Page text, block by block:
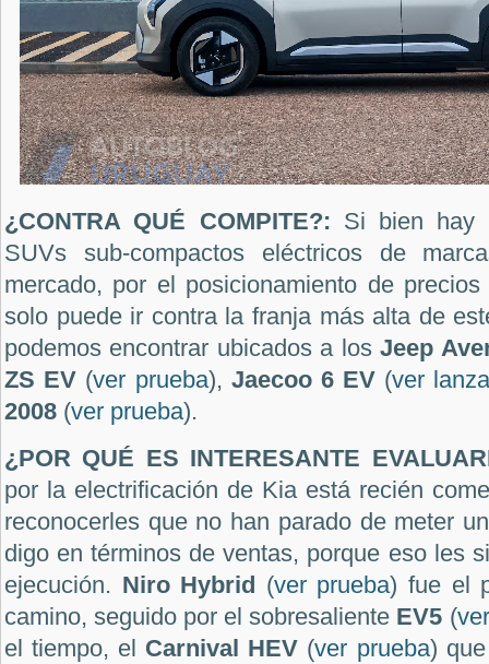
¿CONTRA QUÉ COMPITE?: Si bien hay
SUVs sub-compactos eléctricos de
mercado, por el posicionamiento de
solo puede ir contra la franja más alta de
podemos encontrar ubicados a losJeep
ZS EV (ver prueba), Jaecoo 6 EV (ver
2008 (ver prueba).
¿POR QUÉ ES INTERESANTE
por la electrificación de Kia está recién
reconocerles que no han parado de meter
digo en términos de ventas, porque eso les
ejecución. Niro Hybrid (ver prueba) fue el
camino, seguido por el sobresaliente EV5 (
el tiempo, el Carnival HEV (ver prueba)